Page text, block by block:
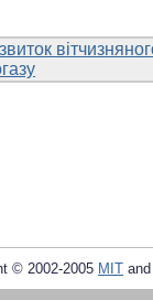
© 2002-2005 MIT